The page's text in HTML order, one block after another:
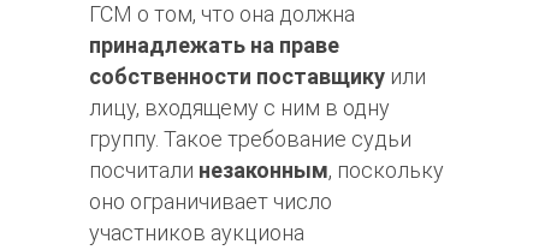
ГСМ о том, что она должна
принадлежать на праве
собственности поставщику или
лицу, входящему с ним в одну
группу. Такое требование судьи
посчитали незаконным, поскольку
оно ограничивает число
участников аукциона